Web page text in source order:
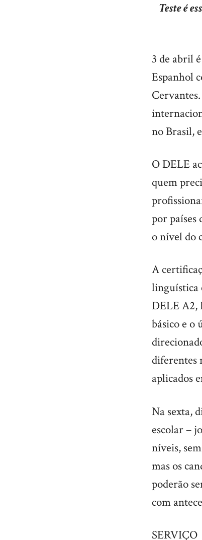
Teste é
3 de abril
Espanhol
no Brasil,
O DELE
quem
por países
o nível do
A
linguística
DELE A2,
básico e o
diferentes
aplicados
Na sexta,
escolar –
níveis,
mas os
poderão
com
SERVIÇO